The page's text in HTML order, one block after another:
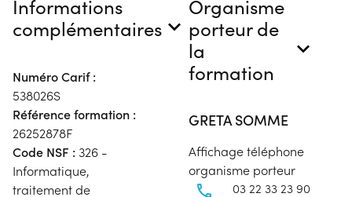
Informations
complémentaires
Numéro Carif :
538026S
Référence formation :
26252878F
Code NSF : 326 -
Informatique,
traitement de
Organisme
porteur de
la
formation
GRETA SOMME
Affichage téléphone
organisme porteur
03 22 33 23 90